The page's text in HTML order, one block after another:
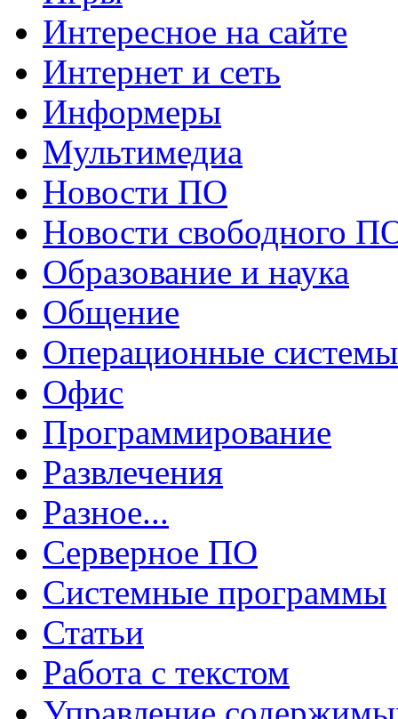
Интересное на сайте
Интернет и сеть
Информеры
Мультимедиа
Новости ПО
Новости свободного
Образование и наука
Общение
Операционные системы
Офис
Программирование
Развлечения
Разное...
Серверное ПО
Системные программы
Статьи
Работа с текстом